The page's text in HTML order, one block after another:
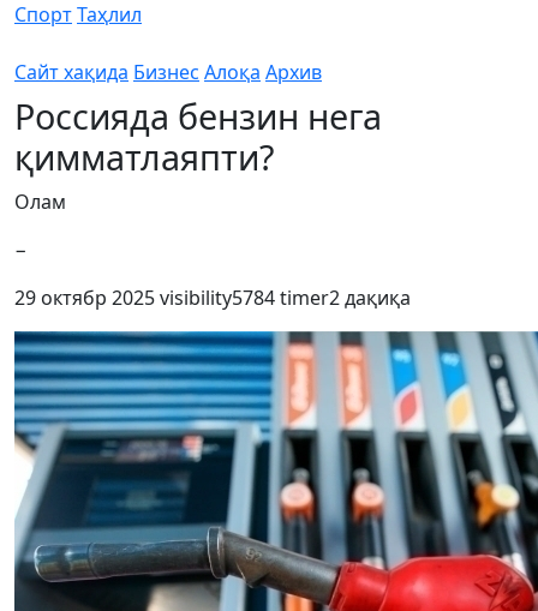
СпортТаҳлил
Сайт хақида Бизнес Алоқа Архив
Россияда бензин нега
қимматлаяпти?
Олам
−
29 октябр 2025visibility5784timer2 дақиқа